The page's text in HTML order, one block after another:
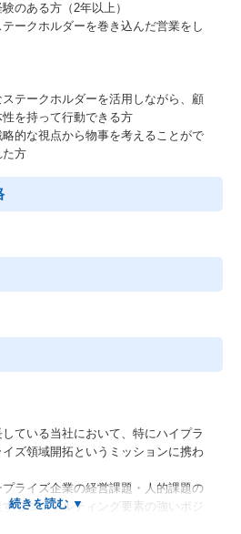
のある方（2年以上）
ークホルダーを巻き込んだ営業をし
ステークホルダーを活用しながら、顧
を持って行動できる方
略的な視点から物事を考えることがで
た方
ている当社において、特にハイプラ
ズ領域開拓というミッションに携わ
ライズ企業の経営課題・人的課題の
るコンサルティング要素の強いポジ